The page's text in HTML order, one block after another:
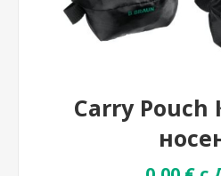
Carry Pouch